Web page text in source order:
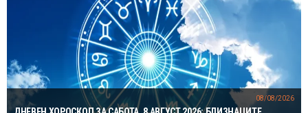
08/08/2026